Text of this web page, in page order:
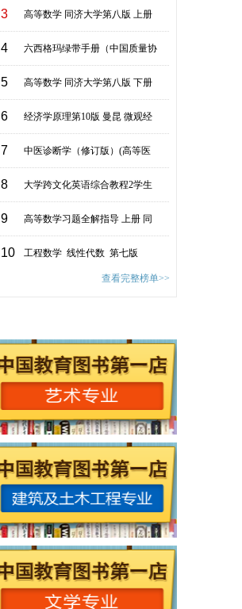
¥ .50 ¥42.80
概率论与数理统计精
选精解500题
¥26 .40 ¥48.00
数学分析中的典型
3 高等数学 同济大学第八版 上册
4 六西格玛绿带手册（中国质量协
5 高等数学 同济大学第八版 下册
6 经济学原理第10版 曼昆 微观经
7 中医诊断学（修订版）(高等医
8 大学跨文化英语综合教程2学生
9 高等数学习题全解指导 上册 同
10 工程数学 线性代数 第七版
查看完整榜单>>
零起点学看汽车电路
图（第2版）
化学工业出版社
¥49.50 ¥99.00
西门子S7-1500 PLC
编程及应用
电子工业出版社
¥44